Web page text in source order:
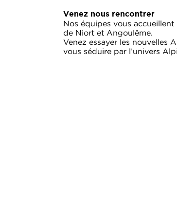
Venez nous rencontrer
Nos équipes vous
de Niort et Angoulême.
Venez essayer les nouvelles
vous séduire par l’univers